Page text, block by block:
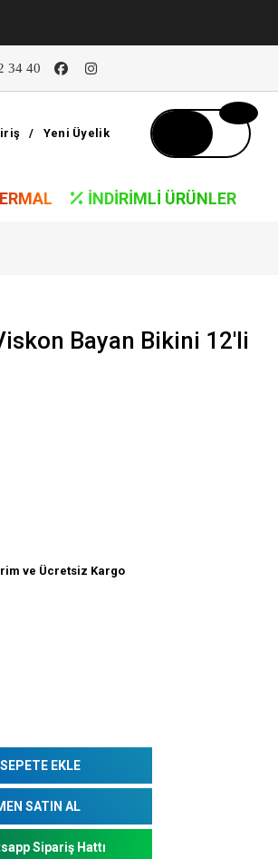
34 40
/ Yeni Üyelik
İNDIRIMLI ÜRÜNLER
Bayan Bikini 12'li
ve Ücretsiz Kargo
SEPETE EKLE
SATIN AL
Sipariş Hattı